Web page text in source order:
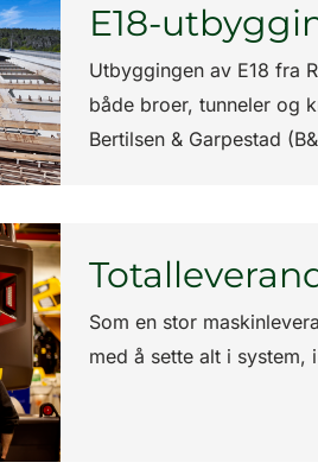
E18-
Utbyggingen av E18 fra
både broer, tunneler og
Bertilsen & Garpestad
Som en stor
med å sette alt i system,